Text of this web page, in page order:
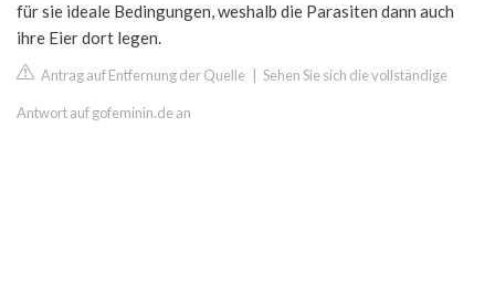
für sie ideale Bedingungen, weshalb die Parasiten dann auch
ihre Eier dort legen.
Antrag auf Entfernung der Quelle Sehen Sie sich die vollständige
Antwort auf gofeminin.de an